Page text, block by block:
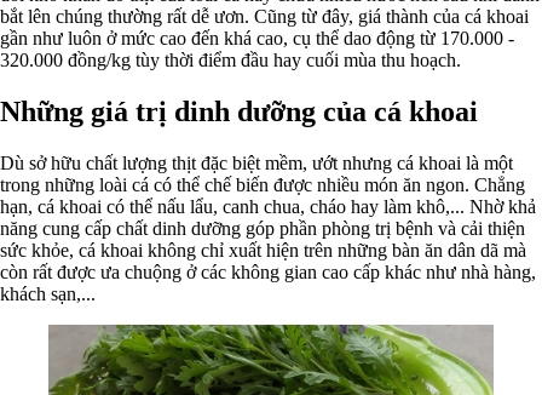
bắt lên chúng thường rất dễ ươn. Cũng từ đây, giá thành của cá khoai
gần như luôn ở mức cao đến khá cao, cụ thể dao động từ 170.000 -
320.000 đồng/kg tùy thời điểm đầu hay cuối mùa thu hoạch.
Những giá trị dinh dưỡng của cá khoai
Dù sở hữu chất lượng thịt đặc biệt mềm, ướt nhưng cá khoai là một
trong những loài cá có thể chế biến được nhiều món ăn ngon. Chẳng
hạn, cá khoai có thể nấu lẩu, canh chua, cháo hay làm khô,... Nhờ khả
năng cung cấp chất dinh dưỡng góp phần phòng trị bệnh và cải thiện
sức khỏe, cá khoai không chỉ xuất hiện trên những bàn ăn dân dã mà
còn rất được ưa chuộng ở các không gian cao cấp khác như nhà hàng,
khách sạn,...